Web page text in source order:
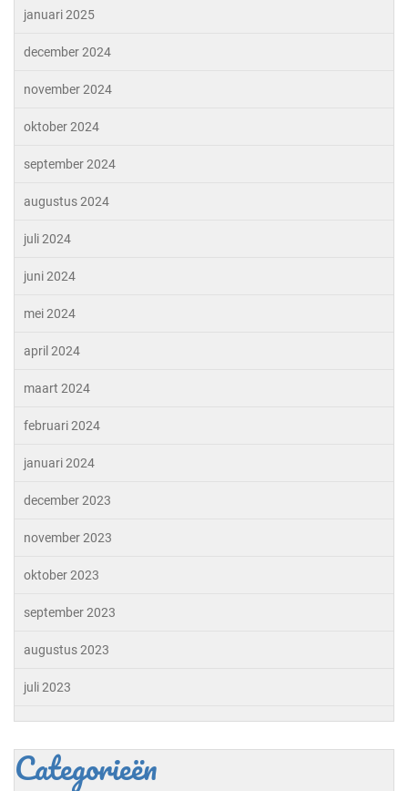
januari 2025
december 2024
november 2024
oktober 2024
september 2024
augustus 2024
juli 2024
juni 2024
mei 2024
april 2024
maart 2024
februari 2024
januari 2024
december 2023
november 2023
oktober 2023
september 2023
augustus 2023
juli 2023
Categorieën